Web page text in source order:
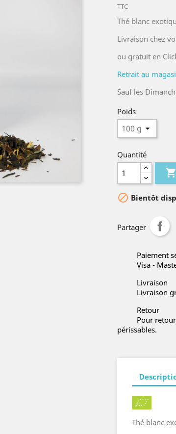
TTC
Thé blanc
Livraison chez
ou gratuit en
Retrait au
Sauf les
Poids
Quantité

 Bientôt
Partager
Paiement
Visa -
Livraison
Livraison
Retour
Pour
périssables.
Thé blanc